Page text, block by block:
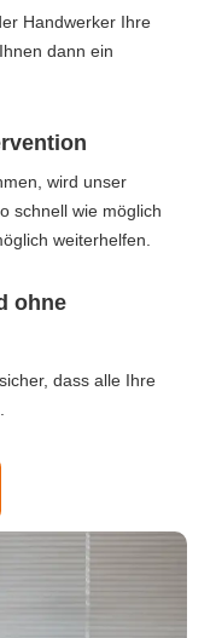
Handwerker Ihre
dann ein
wird unser
schnell wie möglich
weiterhelfen.
ohne
dass alle Ihre